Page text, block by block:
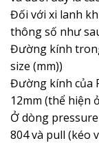
Đối với xi lanh
thông số như
Đường kính
size (mm))
Đường kính của
12mm (thể hiện
Ở dòng
804 và pull (kéo